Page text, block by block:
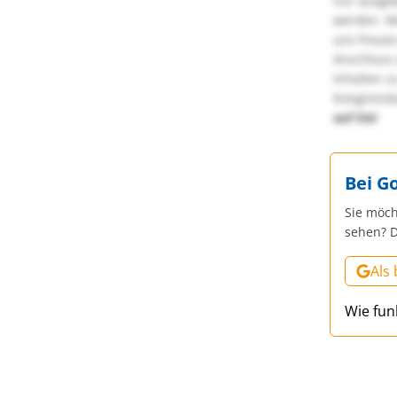
werden.
uns
Inhalten
auf Sie!
Bei
Sie
sehen?
Als
Wie